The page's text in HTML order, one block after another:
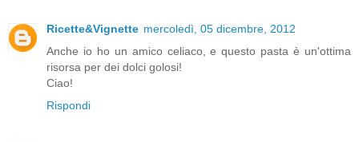
Ricette&Vignette mercoledì, 05 dicembre, 2012
Anche io ho un amico celiaco, e questo pasta è un'ottima
risorsa per dei dolci golosi!
Ciao!
Rispondi